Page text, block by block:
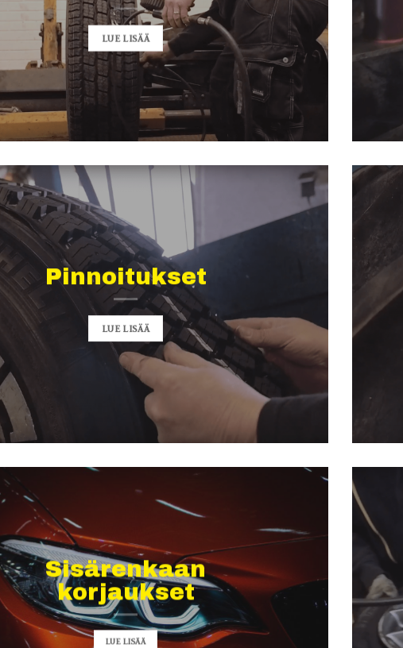
LUE LISÄÄ
Pinnoitukset
LUE LISÄÄ
Sisärenkaan
korjaukset
LUE LISÄÄ